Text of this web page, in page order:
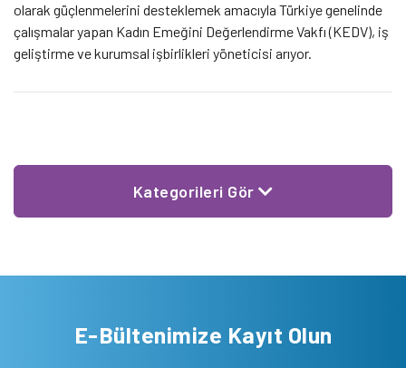
olarak güçlenmelerini desteklemek amacıyla Türkiye genelinde
çalışmalar yapan Kadın Emeğini Değerlendirme Vakfı (KEDV), iş
geliştirme ve kurumsal işbirlikleri yöneticisi arıyor.
Kategorileri Gör
E-Bültenimize Kayıt Olun